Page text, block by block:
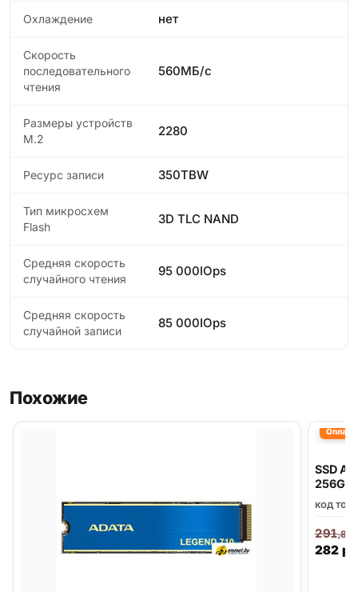
Охлаждение нет
Скорость
последовательного
чтения
560МБ/с
Размеры устройств
M.2
2280
Ресурс записи 350TBW
Тип микросхем
Flash
3D TLC NAND
Средняя скорость
случайного чтения
95 000IOps
Средняя скорость
случайной записи
85 000IOps
Похожие
Оплата
SSD
код
282р.
291,87